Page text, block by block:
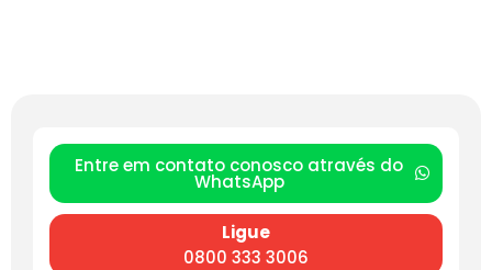
Entre em contato conosco através do
WhatsApp
Ligue
0800 333 3006